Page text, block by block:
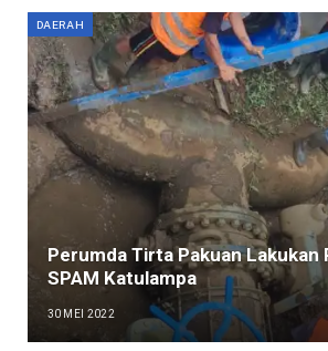
DAERAH
Perumda Tirta Pakuan Lakukan
SPAM Katulampa
30 MEI 2022